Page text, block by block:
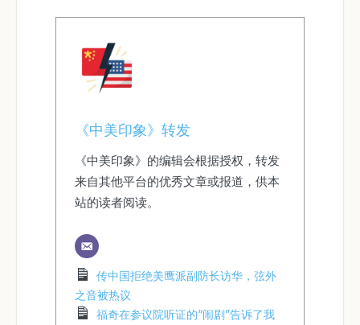
《中美印象》转发
《中美印象》的编辑会根据授权，转发
来自其他平台的优秀文章或报道，供本
站的读者阅读。
传中国拒绝美鹰派副防长访华，弦外
之音被热议
福奇在参议院听证的“闹剧”告诉了我